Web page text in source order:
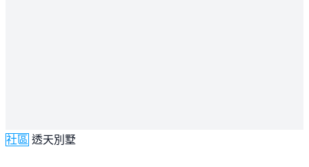
社區 透天別墅